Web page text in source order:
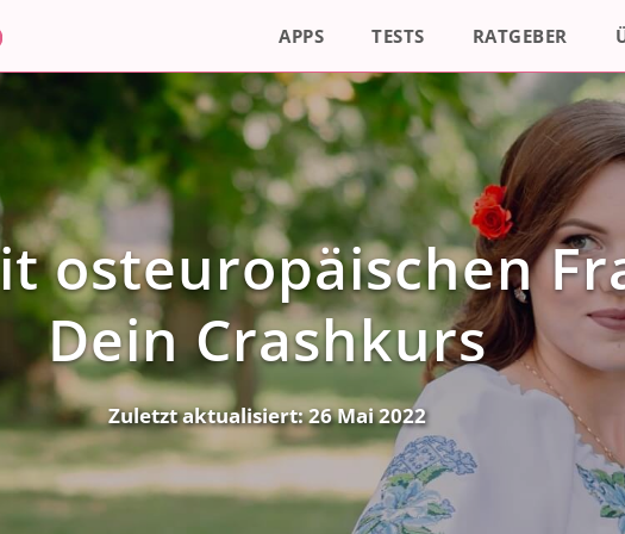
APPS TESTS RATGEBER
osteuropäischen
Dein Crashkurs
Zuletzt aktualisiert:26 Mai 2022